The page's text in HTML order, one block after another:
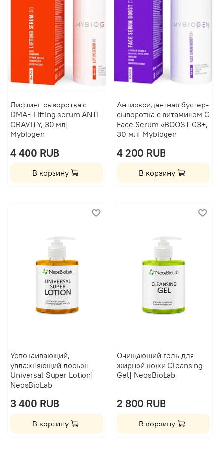
Лифтинг сыворотка с
DMAE Lifting serum ANTI
GRAVITY, 30 мл|
Mybiogen
4 400 RUB
В корзину
Антиоксидантная бустер-
сыворотка с витамином C
Face Serum «BOOST C3+,
30 мл| Mybiogen
4 200 RUB
В корзину
Успокаивающий,
увлажняющий лосьон
Universal Super Lotion|
NeosBioLab
3 400 RUB
В корзину
Очищающий гель для
жирной кожи Сleansing
Gel| NeosBioLab
2 800 RUB
В корзину